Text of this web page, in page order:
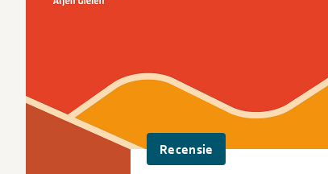
Recensie